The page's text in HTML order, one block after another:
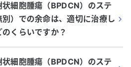
細胞腫瘍（BPDCN）のステ
）での余命は、適切に治療し
くらいですか？
細胞腫瘍（BPDCN）のステ